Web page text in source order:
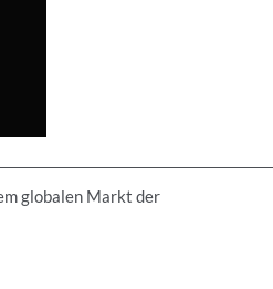
globalen Markt der